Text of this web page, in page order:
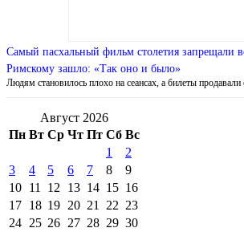
Самый пасхальный фильм столетия запрещали
Римскому зашло: «Так оно и было»
Людям становилось плохо на сеансах, а билеты продавали
Август 2026
Пн Вт Ср Чт Пт Сб Вс
1
2
3
4 5 6 7 8
9
10 11 12 13 14 15 16
17 18 19 20 21 22 23
24 25 26 27 28 29 30